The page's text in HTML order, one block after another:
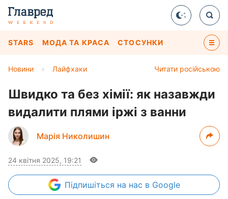
STARS МОДА ТА КРАСА СТОСУНКИ
Читати російською
Новини › Лайфхаки
Швидко та без хімії: як назавжди
видалити плями іржі з ванни
Марія Николишин
24 квітня 2025, 19:21
Підпишіться на нас в Google